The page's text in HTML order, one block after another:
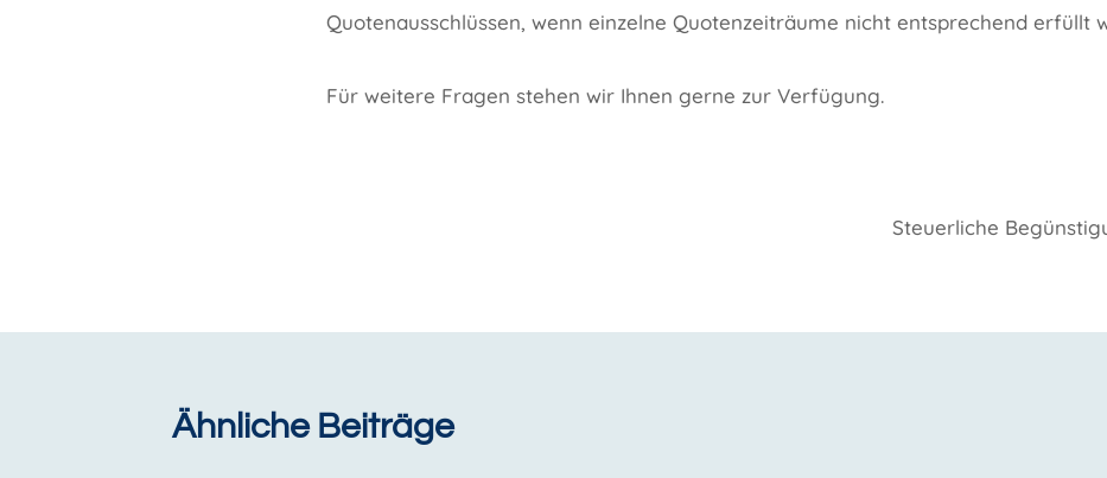
Quotenausschlüssen, wenn einzelne Quotenzeiträume nicht entsprechend erfüllt
Für weitere Fragen stehen wir Ihnen gerne zur Verfügung.
Steuerliche
Ähnliche Beiträge